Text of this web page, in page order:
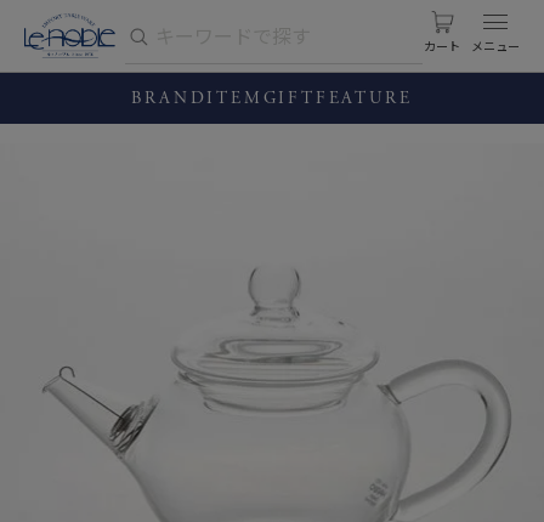
カート
BRANDITEM GIFT FEATURE